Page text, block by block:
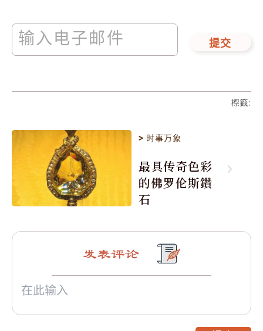
提交
標籤:
> 时事万象
最具传奇色彩
的佛罗伦斯鑽
石
发表评论